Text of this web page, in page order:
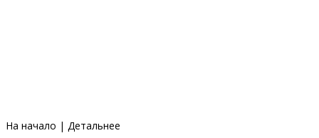
На начало | Детальнее